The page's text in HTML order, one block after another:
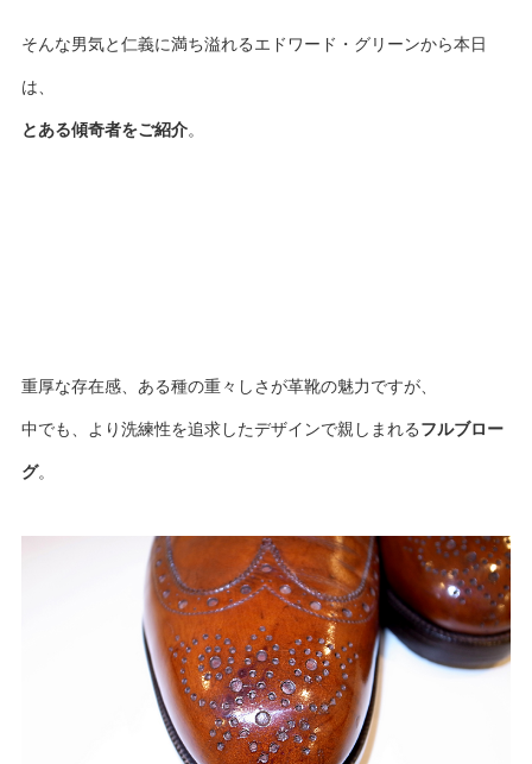
そんな男気と仁義に満ち溢れるエドワード・グリーンから本日
は、
とある傾奇者をご紹介。
重厚な存在感、ある種の重々しさが革靴の魅力ですが、
中でも、より洗練性を追求したデザインで親しまれるフルブロー
グ。